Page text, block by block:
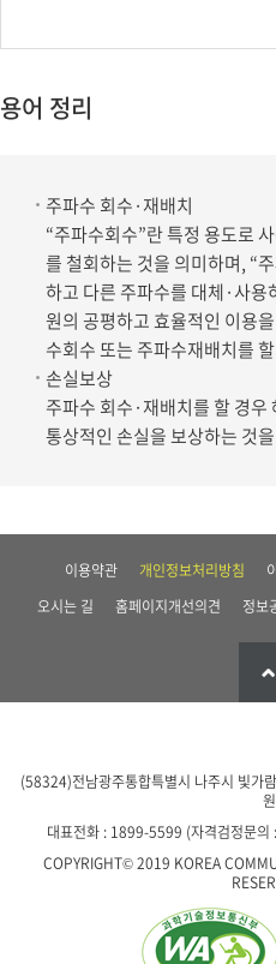
용어 정리
주파수 회수·재배치
“주파수회수”란 특정 용도로
를 철회하는 것을 의미하며, “
하고 다른 주파수를 대체·사
원의 공평하고 효율적인 이용
수회수 또는 주파수재배치를
손실보상
주파수 회수·재배치를 할 경
통상적인 손실을 보상하는 것
이용약관 개인정보처리방침
오시는 길
홈페이지개선의견 정보
(58324)전남광주통합특별시 나주시 빛가
원
대표전화 : 1899-5599 (자격검정문
COPYRIGHT© 2019 KOREA